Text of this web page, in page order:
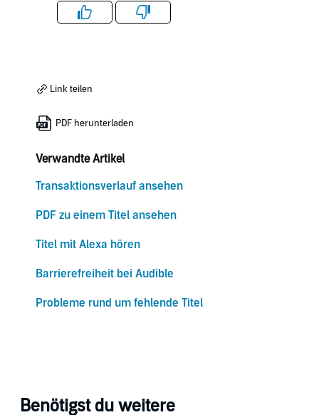
Like Dislike
Link teilen
PDF herunterladen
Verwandte Artikel
Transaktionsverlauf ansehen
PDF zu einem Titel ansehen
Titel mit Alexa hören
Barrierefreiheit bei Audible
Probleme rund um fehlende Titel
Benötigst du weitere